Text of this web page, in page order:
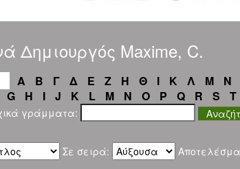
Δημιουργός Maxime, C.
Α Β Γ Δ Ε Ζ Η Θ Ι Κ Λ Μ Ν
G H I J K L M N O P Q R S T
γράμματα:
Σε σειρά: